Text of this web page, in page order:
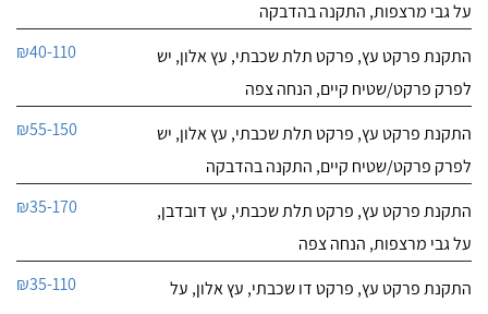
על גבי מרצפות, התקנה בהדבקה
התקנת פרקט עץ, פרקט תלת שכבתי, עץ אלון, יש
לפרק פרקט/שטיח קיים, הנחה צפה
₪40-110
התקנת פרקט עץ, פרקט תלת שכבתי, עץ אלון, יש
לפרק פרקט/שטיח קיים, התקנה בהדבקה
₪55-150
התקנת פרקט עץ, פרקט תלת שכבתי, עץ דובדבן,
על גבי מרצפות, הנחה צפה
₪35-170
התקנת פרקט עץ, פרקט דו שכבתי, עץ אלון, על
₪35-110